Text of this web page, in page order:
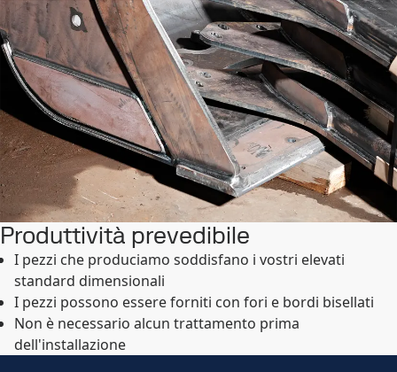
Produttività prevedibile
I pezzi che produciamo soddisfano i vostri elevati
standard dimensionali
I pezzi possono essere forniti con fori e bordi bisellati
Non è necessario alcun trattamento prima
dell'installazione